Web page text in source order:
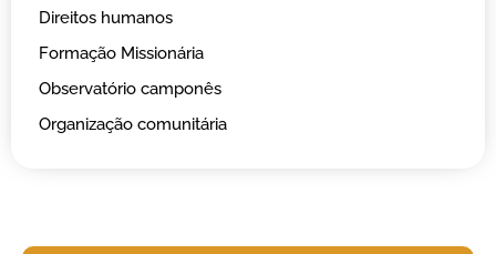
Direitos humanos
Formação Missionária
Observatório camponês
Organização comunitária